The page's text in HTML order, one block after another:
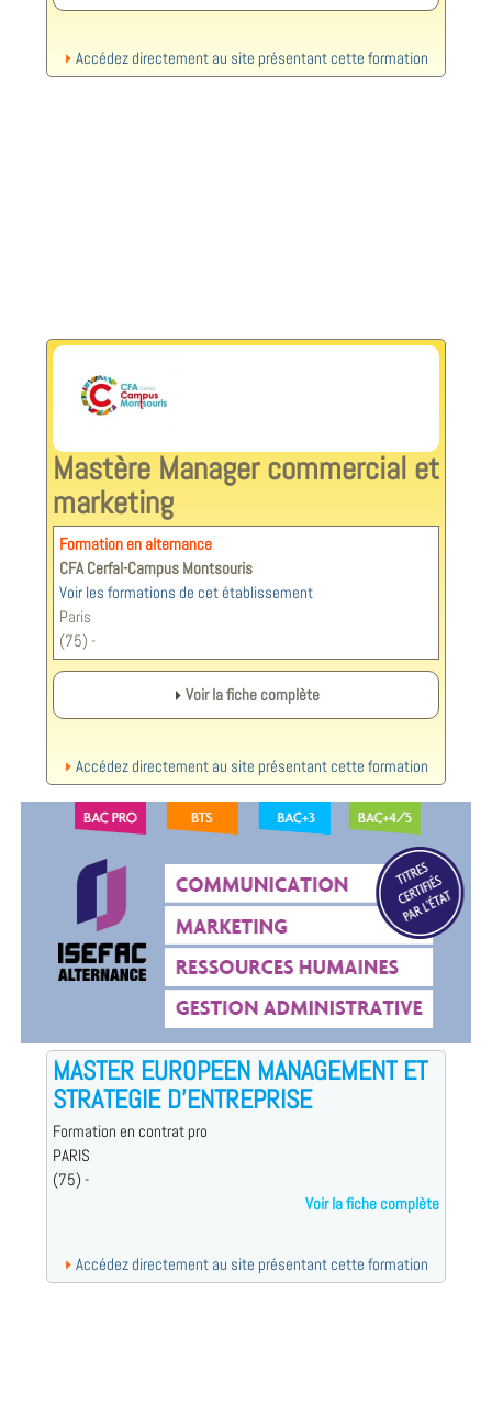
Accédez directement au site présentant cette formation
Mastère Manager commercial et
marketing
Formation en alternance
CFA Cerfal-Campus Montsouris
Voir les formations de cet établissement
Paris
(75) -
Voir la fiche complète
Accédez directement au site présentant cette formation
MASTER EUROPEEN MANAGEMENT ET
STRATEGIE D'ENTREPRISE
Formation en contrat pro
PARIS
(75) -
Voir la fiche complète
Accédez directement au site présentant cette formation